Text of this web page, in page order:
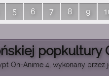
5 6 7 8 9
popkultury
On-Anime 4, wykonany przez